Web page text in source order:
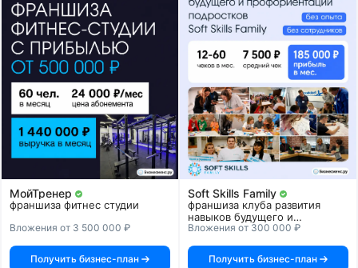
МойТренер
франшиза фитнес студии
Вложения от 3 500 000 ₽
Получить бизнес-план
Soft Skills Family
франшиза клуба развития
навыков будущего и
профориентации подростков
Вложения от 300 000 ₽
Получить бизнес-план